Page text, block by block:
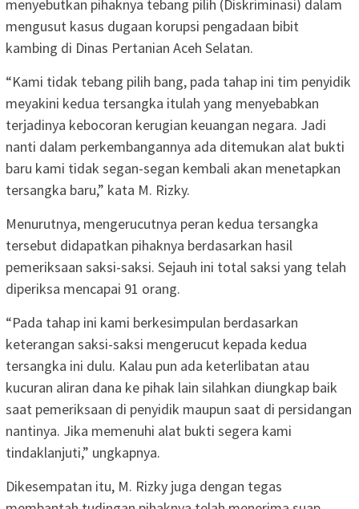
menyebutkan pihaknya tebang pilih (Diskriminasi) dalam
mengusut kasus dugaan korupsi pengadaan bibit
kambing di Dinas Pertanian Aceh Selatan.
“Kami tidak tebang pilih bang, pada tahap ini tim penyidik
meyakini kedua tersangka itulah yang menyebabkan
terjadinya kebocoran kerugian keuangan negara. Jadi
nanti dalam perkembangannya ada ditemukan alat bukti
baru kami tidak segan-segan kembali akan menetapkan
tersangka baru,” kata M. Rizky.
Menurutnya, mengerucutnya peran kedua tersangka
tersebut didapatkan pihaknya berdasarkan hasil
pemeriksaan saksi-saksi. Sejauh ini total saksi yang telah
diperiksa mencapai 91 orang.
“Pada tahap ini kami berkesimpulan berdasarkan
keterangan saksi-saksi mengerucut kepada kedua
tersangka ini dulu. Kalau pun ada keterlibatan atau
kucuran aliran dana ke pihak lain silahkan diungkap baik
saat pemeriksaan di penyidik maupun saat di persidangan
nantinya. Jika memenuhi alat bukti segera kami
tindaklanjuti,” ungkapnya.
Dikesempatan itu, M. Rizky juga dengan tegas